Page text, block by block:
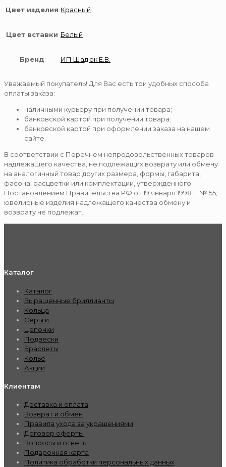
Цвет изделия Красный
Цвет вставки Белый
Бренд ИП Шадюк Е.В.
Уважаемый покупатель! Для Вас есть три удобных способа
оплаты заказа:
наличными курьеру при получении товара;
банковской картой при получении товара;
банковской картой при оформлении заказа на нашем
сайте.
В соответствии с Перечнем непродовольственных товаров
надлежащего качества, не подлежащих возврату или обмену
на аналогичный товар других размера, формы, габарита,
фасона, расцветки или комплектации, утвержденного
Постановлением Правительства РФ от 19 января 1998 г. № 55,
ювелирные изделия надлежащего качества обмену и
возврату не подлежат.
Каталог
Каталог
Выращенные бриллианты
Кольца
Серьги
Цепочки
Подвески
Браслеты
Колье
Акции
Клиентам
Доставка и оплата
Возврат и обмен
Правила ухода за украшениями
Договор оферты
Вопросы и ответы
Подарочная карта
Политика обработки персональных данных